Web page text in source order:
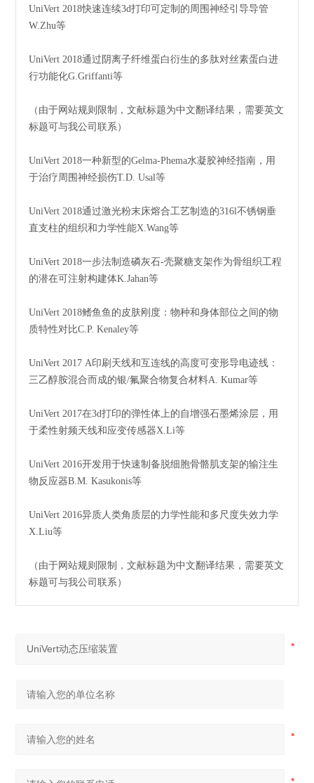
UniVert 2018快速连续3d打印可定制的周围神经引导导管
W.Zhu等
UniVert 2018通过阴离子纤维蛋白衍生的多肽对丝素蛋白进
行功能化G.Griffanti等
（由于网站规则限制，文献标题为中文翻译结果，需要英文
标题可与我公司联系）
UniVert 2018一种新型的Gelma-Phema水凝胶神经指南，用
于治疗周围神经损伤T.D. Usal等
UniVert 2018通过激光粉末床熔合工艺制造的316l不锈钢垂
直支柱的组织和力学性能X.Wang等
UniVert 2018一步法制造磷灰石-壳聚糖支架作为骨组织工程
的潜在可注射构建体K.Jahan等
UniVert 2018鳍鱼鱼的皮肤刚度：物种和身体部位之间的物
质特性对比C.P. Kenaley等
UniVert 2017 A印刷天线和互连线的高度可变形导电迹线：
三乙醇胺混合而成的银/氟聚合物复合材料A. Kumar等
UniVert 2017在3d打印的弹性体上的自增强石墨烯涂层，用
于柔性射频天线和应变传感器X.Li等
UniVert 2016开发用于快速制备脱细胞骨骼肌支架的输注生
物反应器B.M. Kasukonis等
UniVert 2016异质人类角质层的力学性能和多尺度失效力学
X.Liu等
（由于网站规则限制，文献标题为中文翻译结果，需要英文
标题可与我公司联系）